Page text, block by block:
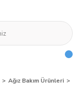
Ağız Bakım Ürünleri